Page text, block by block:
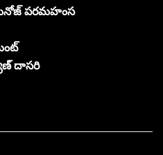
పరమహంస
దాసరి